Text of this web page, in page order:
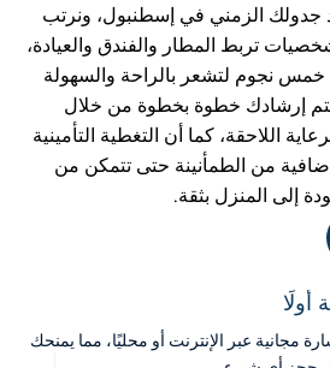
جدولك الزمني في إسطنبول، ونرتب
تربط المطار والفندق والعيادة،
نجوم لتشعر بالراحة والسهولة
إرشادك خطوة بخطوة من خلال
اللاحقة، كما أن التغطية التأمينية
من الطمأنينة حتى تتمكن من
إلى المنزل بثقة.
أولًا
مجانية عبر الإنترنت أو محليًا، مما يمنحك